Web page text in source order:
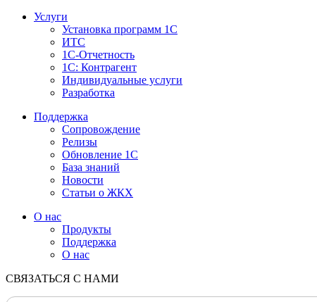
Услуги
Установка программ 1С
ИТС
1С-Отчетность
1С: Контрагент
Индивидуальные услуги
Разработка
Поддержка
Сопровождение
Релизы
Обновление 1С
База знаний
Новости
Статьи о ЖКХ
О нас
Продукты
Поддержка
О нас
СВЯЗАТЬСЯ С НАМИ